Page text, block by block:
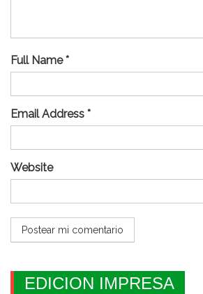
Full Name *
Email Address *
Website
EDICION IMPRESA